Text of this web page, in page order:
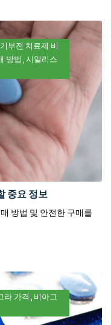
부전 치료제 비
방법 시알리스
중요 정보
방법 및 안전한 구매를
라 가격
비아그